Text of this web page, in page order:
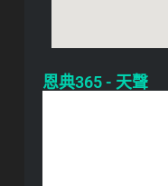
恩典365 - 天聲